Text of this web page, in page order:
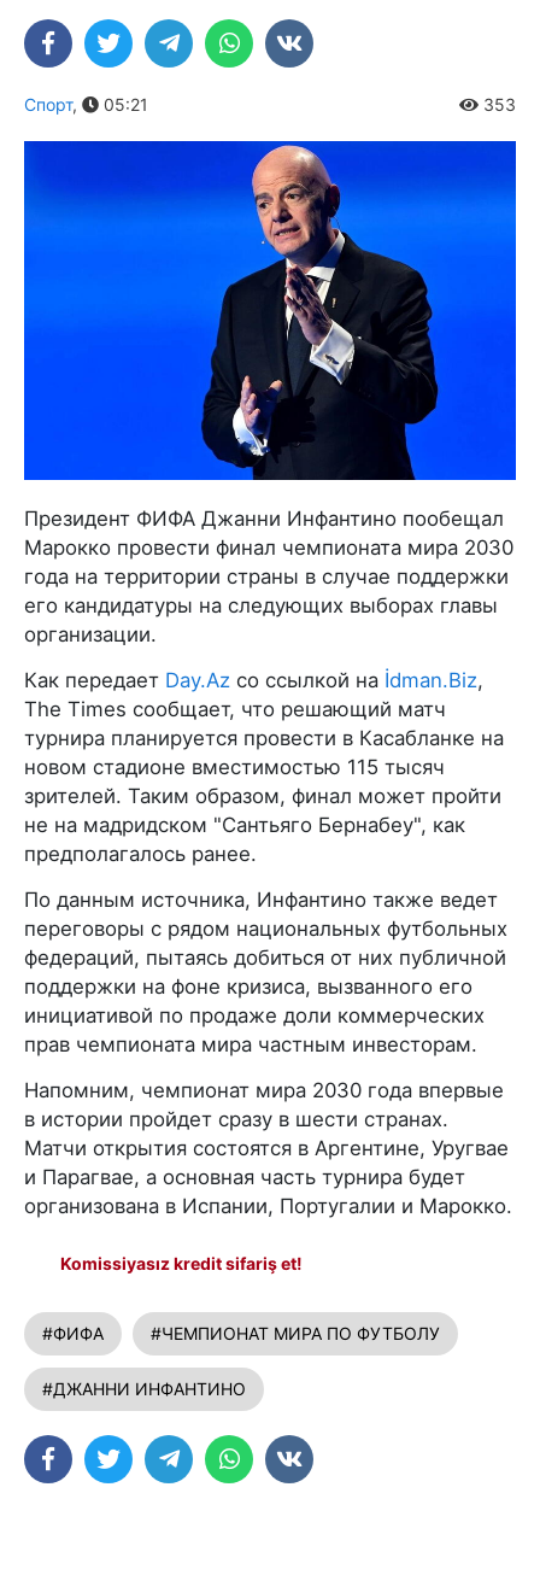
Спорт, 05:21 353
Президент ФИФА Джанни Инфантино пообещал
Марокко провести финал чемпионата мира 2030
года на территории страны в случае поддержки
его кандидатуры на следующих выборах главы
организации.
Как передает Day.Az со ссылкой на İdman.Biz,
The Times сообщает, что решающий матч
турнира планируется провести в Касабланке на
новом стадионе вместимостью 115 тысяч
зрителей. Таким образом, финал может пройти
не на мадридском "Сантьяго Бернабеу", как
предполагалось ранее.
По данным источника, Инфантино также ведет
переговоры с рядом национальных футбольных
федераций, пытаясь добиться от них публичной
поддержки на фоне кризиса, вызванного его
инициативой по продаже доли коммерческих
прав чемпионата мира частным инвесторам.
Напомним, чемпионат мира 2030 года впервые
в истории пройдет сразу в шести странах.
Матчи открытия состоятся в Аргентине, Уругвае
и Парагвае, а основная часть турнира будет
организована в Испании, Португалии и Марокко.
Komissiyasız kredit sifariş et!
#ФИФА #ЧЕМПИОНАТ МИРА ПО ФУТБОЛУ
#ДЖАННИ ИНФАНТИНО